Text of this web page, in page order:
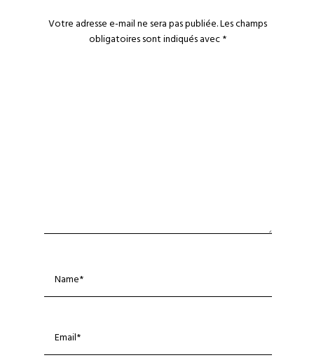
Votre adresse e-mail ne sera pas publiée.Les champs
obligatoires sont indiqués avec*